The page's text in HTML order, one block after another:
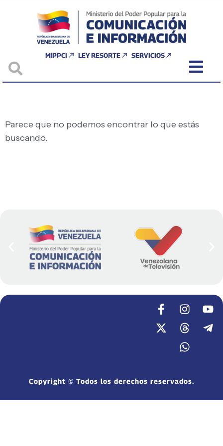
MIPPCI LEY RESORTE SERVICIOS
Parece que no podemos encontrar lo que estás
buscando.
Copyright © Todos los derechos reservados.